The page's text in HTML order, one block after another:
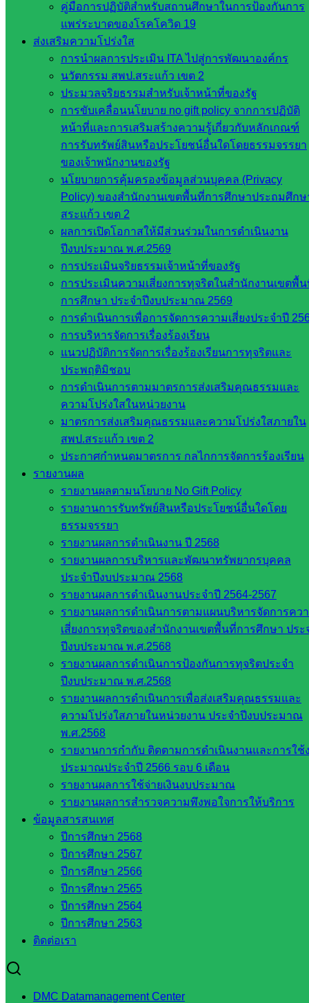
คู่มือการปฏิบัติสำหรับสถานศึกษาในการป้องกันการ
แพร่ระบาดของโรคโควิด 19
ส่งเสริมความโปร่งใส
การนำผลการประเมิน ITA ไปสู่การพัฒนาองค์กร
นวัตกรรม สพป.สระแก้ว เขต 2
ประมวลจริยธรรมสำหรับเจ้าหน้าที่ของรัฐ
การขับเคลื่อนนโยบาย no gift policy จากการปฏิบัติ
หน้าที่และการเสริมสร้างความรู้เกี่ยวกับหลักเกณฑ์
การรับทรัพย์สินหรือประโยชน์อื่นใดโดยธรรมจรรยา
ของเจ้าพนักงานของรัฐ
นโยบายการคุ้มครองข้อมูลส่วนบุคคล (Privacy
Policy) ของสำนักงานเขตพื้นที่การศึกษาประถมศึกษ
สระแก้ว เขต 2
ผลการเปิดโอกาสให้มีส่วนร่วมในการดำเนินงาน
ปีงบประมาณ พ.ศ.2569
การประเมินจริยธรรมเจ้าหน้าที่ของรัฐ
การประเมินความเสี่ยงการทุจริตในสำนักงานเขตพื้
การศึกษา ประจำปีงบประมาณ 2569
การดำเนินการเพื่อการจัดการความเสี่ยงประจำปี
การบริหารจัดการเรื่องร้องเรียน
แนวปฏิบัติการจัดการเรื่องร้องเรียนการทุจริตและ
ประพฤติมิชอบ
การดำเนินการตามมาตรการส่งเสริมคุณธรรมและ
ความโปร่งใสในหน่วยงาน
มาตรการส่งเสริมคุณธรรมและความโปร่งใสภายใน
สพป.สระแก้ว เขต 2
ประกาศกำหนดมาตรการ กลไกการจัดการร้องเรียน
รายงานผล
รายงานผลตามนโยบาย No Gift Policy
รายงานการรับทรัพย์สินหรือประโยชน์อื่นใดโดย
ธรรมจรรยา
รายงานผลการดำเนินงาน ปี 2568
รายงานผลการบริหารและพัฒนาทรัพยากรบุคคล
ประจำปีงบประมาณ 2568
รายงานผลการดำเนินงานประจำปี 2564-2567
รายงานผลการดำเนินการตามแผนบริหารจัดการคว
เสี่ยงการทุจริตของสำนักงานเขตพื้นที่การศึกษา ประ
ปีงบประมาณ พ.ศ.2568
รายงานผลการดำเนินการป้องกันการทุจริตประจำ
ปีงบประมาณ พ.ศ.2568
รายงานผลการดำเนินการเพื่อส่งเสริมคุณธรรมและ
ความโปร่งใสภายในหน่วยงาน ประจำปีงบประมาณ
พ.ศ.2568
รายงานการกำกับ ติดตามการดำเนินงานและการใช้
ประมาณประจำปี 2566 รอบ 6 เดือน
รายงานผลการใช้จ่ายเงินงบประมาณ
รายงานผลการสำรวจความพึงพอใจการให้บริการ
ข้อมูลสารสนเทศ
ปีการศึกษา 2568
ปีการศึกษา 2567
ปีการศึกษา 2566
ปีการศึกษา 2565
ปีการศึกษา 2564
ปีการศึกษา 2563
ติดต่อเรา
DMC Datamanagement Center
รายชื่อ
มหาวิทยาลัย
ใน
ประเทศไทย
เว็บไซต์
สำนักต่าง
เว็บไซต์
สพม. ใน
เว็บไซต์
สพป. ใน
กรมบัญชี
สำนักงาน
ส.ก.ส.ค
หน่วยงาน
ในจังหวัด
สระแก้ว
จังหวัด
สระแก้ว
องค์การ
บริหาร
จังหวัด
สระแก้ว
ศึกษาธิการ
จังหวัด
สระแก้ว
สำนักงาน
ส.ก.ส.ค.
จังหวัด
สระแก้ว
สระแก้ว
สพป.สระแก้ว
โรงเรียน
ในสังกัด
สพป.สระแก้ว
โรงเรียน
ในสังกัด
สพป.สระแก้ว
วิทยาลัย